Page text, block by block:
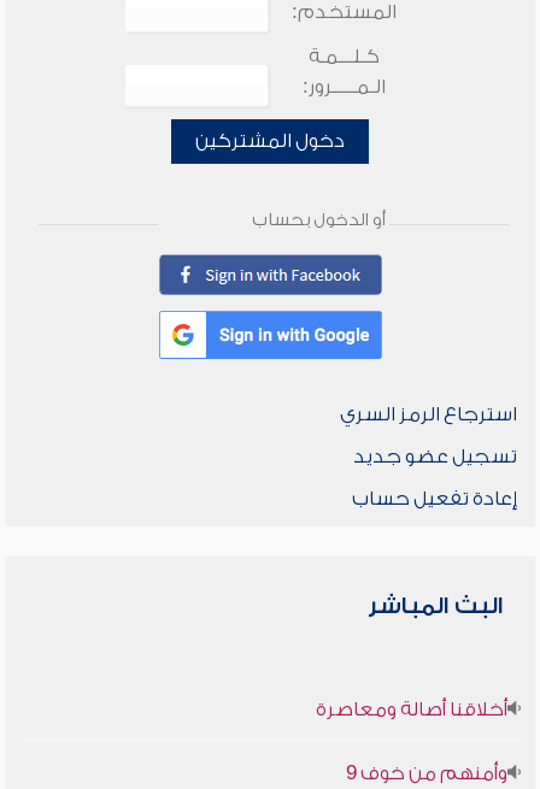
المستخدم:
كـلـــمـة
الـمـــــرور:
دخول المشتركين
أو الدخول بحساب
استرجاع الرمز السري
تسجيل عضو جديد
إعادة تفعيل حساب
البث المباشر
أخلاقنا أصالة ومعاصرة
وأمنهم من خوف 9